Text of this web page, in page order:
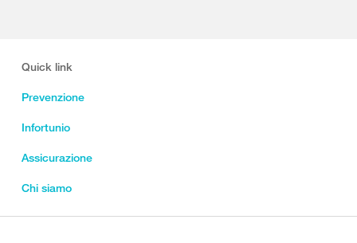
Quick link
Prevenzione
Infortunio
Assicurazione
Chi siamo